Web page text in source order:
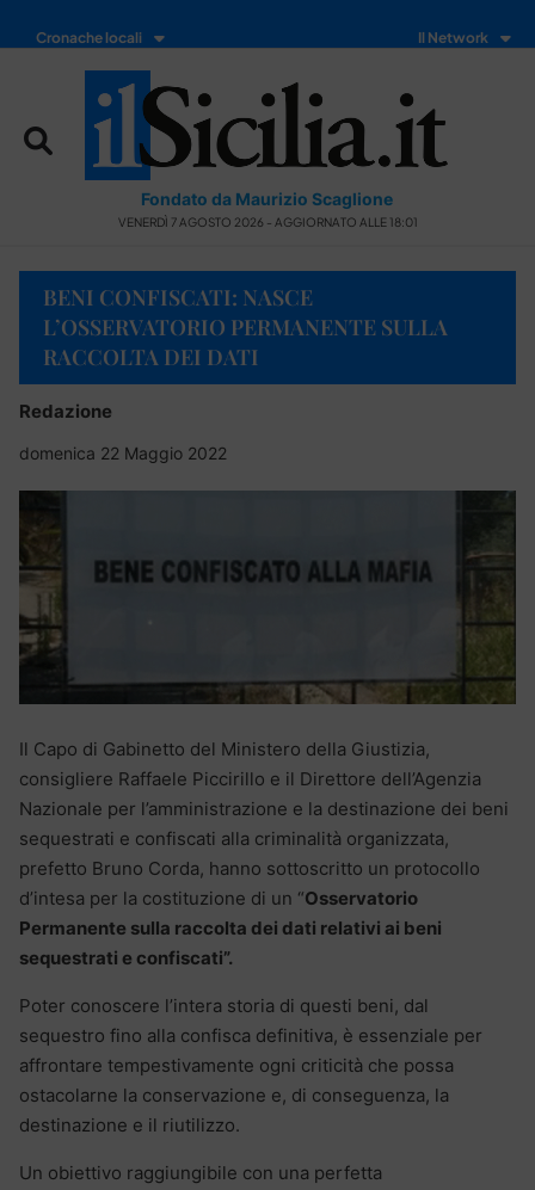
Cronache locali Il Network
Fondato da Maurizio Scaglione
VENERDÌ 7 AGOSTO 2026 - AGGIORNATO ALLE 18:01
BENI CONFISCATI: NASCE
L’OSSERVATORIO PERMANENTE SULLA
RACCOLTA DEI DATI
Redazione
domenica 22 Maggio 2022
Il Capo di Gabinetto del Ministero della Giustizia,
consigliere Raffaele Piccirillo e il Direttore dell’Agenzia
Nazionale per l’amministrazione e la destinazione dei beni
sequestrati e confiscati alla criminalità organizzata,
prefetto Bruno Corda, hanno sottoscritto un protocollo
d’intesa per la costituzione di un “Osservatorio
Permanente sulla raccolta dei dati relativi ai beni
sequestrati e confiscati”.
Poter conoscere l’intera storia di questi beni, dal
sequestro fino alla confisca definitiva, è essenziale per
affrontare tempestivamente ogni criticità che possa
ostacolarne la conservazione e, di conseguenza, la
destinazione e il riutilizzo.
Un obiettivo raggiungibile con una perfetta